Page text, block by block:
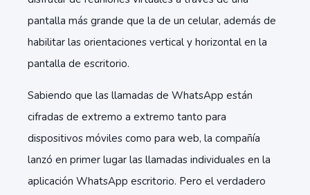
pantalla más grande que la de un celular, además de
habilitar las orientaciones vertical y horizontal en la
pantalla de escritorio.
Sabiendo que las llamadas de WhatsApp están
cifradas de extremo a extremo tanto para
dispositivos móviles como para web, la compañía
lanzó en primer lugar las llamadas individuales en la
aplicación WhatsApp escritorio. Pero el verdadero